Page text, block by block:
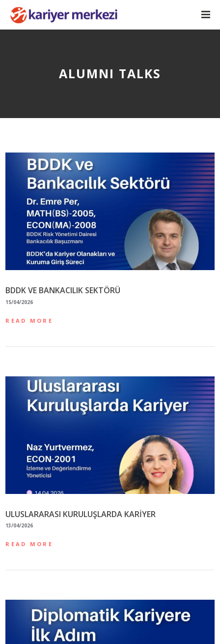
ALUMNI TALKS
BDDK VE BANKACILIK SEKTÖRÜ
15/04/2026
READ MORE
ULUSLARARASI KURULUŞLARDA KARİYER
13/04/2026
READ MORE